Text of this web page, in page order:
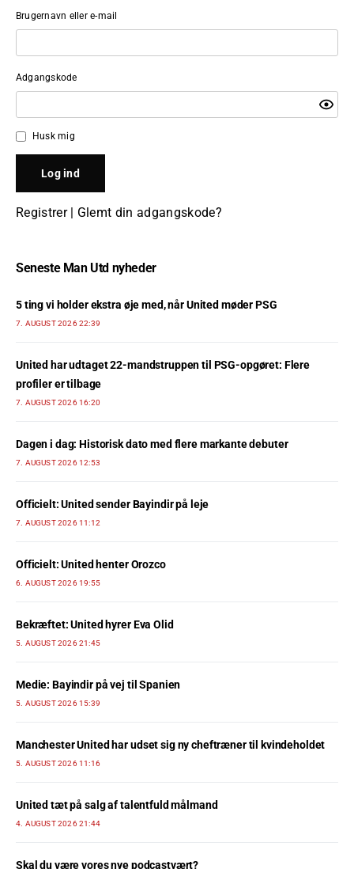
Brugernavn eller e-mail
Adgangskode
Husk mig
Registrer| Glemt din adgangskode?
Seneste Man Utd nyheder
5 ting vi holder ekstra øje med, når United møder PSG
7. AUGUST 2026 22:39
United har udtaget 22-mandstruppen til PSG-opgøret: Flere
profiler er tilbage
7. AUGUST 2026 16:20
Dagen i dag: Historisk dato med flere markante debuter
7. AUGUST 2026 12:53
Officielt: United sender Bayindir på leje
7. AUGUST 2026 11:12
Officielt: United henter Orozco
6. AUGUST 2026 19:55
Bekræftet: United hyrer Eva Olid
5. AUGUST 2026 21:45
Medie: Bayindir på vej til Spanien
5. AUGUST 2026 15:39
Manchester United har udset sig ny cheftræner til kvindeholdet
5. AUGUST 2026 11:16
United tæt på salg af talentfuld målmand
4. AUGUST 2026 21:44
Skal du være vores nye podcastvært?